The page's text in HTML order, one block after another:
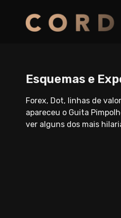
Esquemas e
Forex, Dot, linhas de
apareceu o Guita
ver alguns dos mais